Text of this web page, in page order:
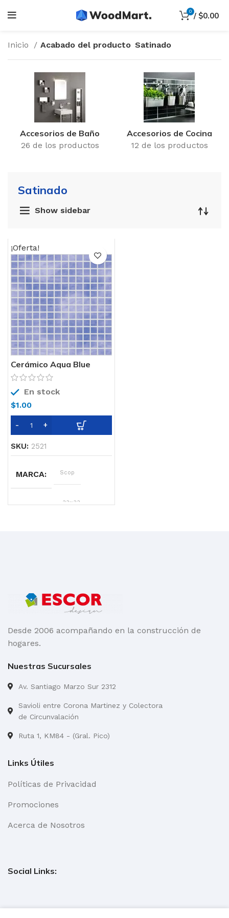
0 / $0.00
Inicio Acabado del producto Satinado
Accesorios de Baño
26 de los productos
Accesorios de Cocina
12 de los productos
Satinado
Show sidebar
¡Oferta!
Cerámico Aqua Blue
Scop
En stock
$1.00
SKU: 2521
MARCA Scop
MEDIDA 33×33
Desde 2006 acompañando en la construcción de
hogares.
Nuestras Sucursales
Av. Santiago Marzo Sur 2312
Savioli entre Corona Martinez y Colectora
de Circunvalación
Ruta 1, KM84 - (Gral. Pico)
Links Útiles
Políticas de Privacidad
Promociones
Acerca de Nosotros
Social Links: